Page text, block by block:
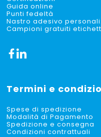
Guida online
Punti fedeltà
Nastro adesivo
Campioni gratuiti
Termini e
Spese di spedizione
Modalità di Pagamento
Spedizione e consegna
Condizioni contrattuali